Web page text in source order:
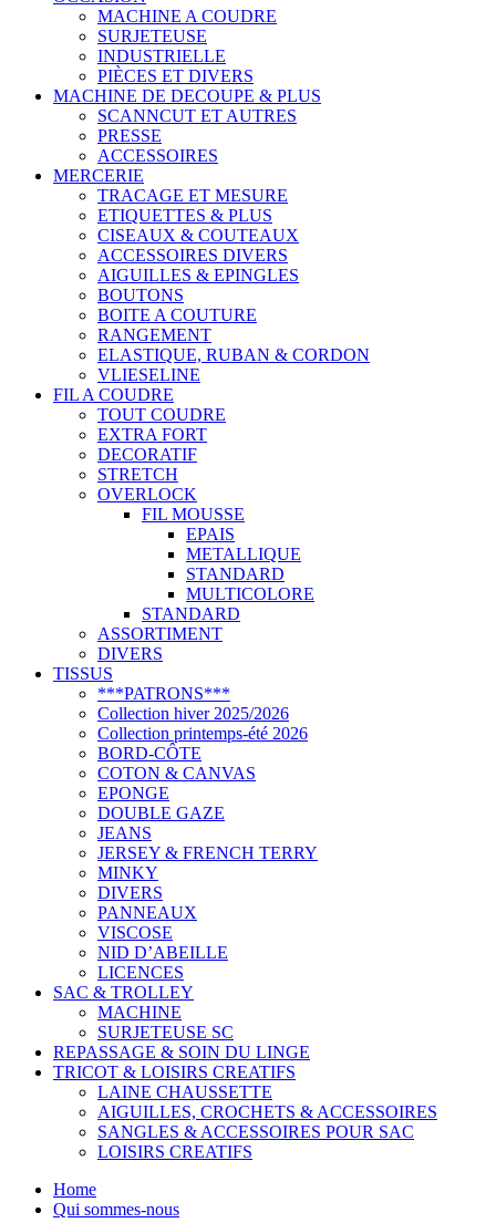
MACHINE A COUDRE
SURJETEUSE
INDUSTRIELLE
PIÈCES ET DIVERS
MACHINE DE DECOUPE & PLUS
SCANNCUT ET AUTRES
PRESSE
ACCESSOIRES
MERCERIE
TRACAGE ET MESURE
ETIQUETTES & PLUS
CISEAUX & COUTEAUX
ACCESSOIRES DIVERS
AIGUILLES & EPINGLES
BOUTONS
BOITE A COUTURE
RANGEMENT
ELASTIQUE, RUBAN & CORDON
VLIESELINE
FIL A COUDRE
TOUT COUDRE
EXTRA FORT
DECORATIF
STRETCH
OVERLOCK
FIL MOUSSE
EPAIS
METALLIQUE
STANDARD
MULTICOLORE
STANDARD
ASSORTIMENT
DIVERS
TISSUS
***PATRONS***
Collection hiver 2025/2026
Collection printemps-été 2026
BORD-CÔTE
COTON & CANVAS
EPONGE
DOUBLE GAZE
JEANS
JERSEY & FRENCH TERRY
MINKY
DIVERS
PANNEAUX
VISCOSE
NID D’ABEILLE
LICENCES
SAC & TROLLEY
MACHINE
SURJETEUSE SC
REPASSAGE & SOIN DU LINGE
TRICOT & LOISIRS CREATIFS
LAINE CHAUSSETTE
AIGUILLES, CROCHETS & ACCESSOIRES
SANGLES & ACCESSOIRES POUR SAC
LOISIRS CREATIFS
Home
Qui sommes-nous